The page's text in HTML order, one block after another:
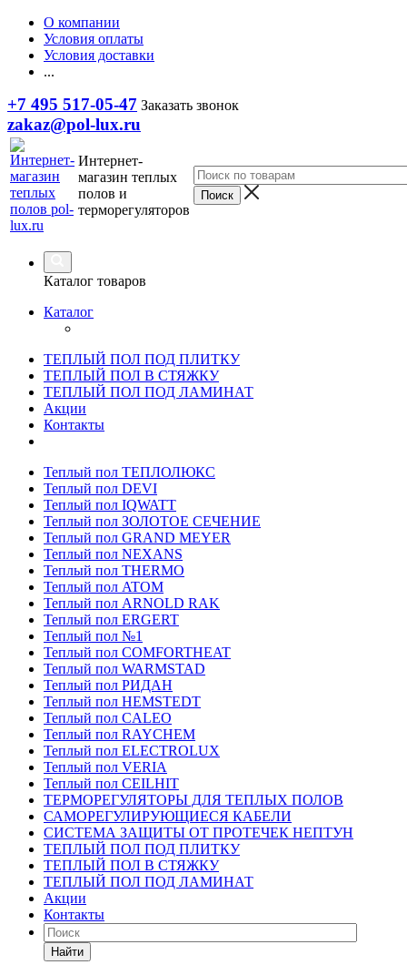
О компании
Условия оплаты
Условия доставки
...
+7 495 517-05-47 Заказать звонок
zakaz@pol-lux.ru
Интернет-
магазин теплых
полов и
терморегуляторов
Каталог товаров
Каталог
ТЕПЛЫЙ ПОЛ ПОД ПЛИТКУ
ТЕПЛЫЙ ПОЛ В СТЯЖКУ
ТЕПЛЫЙ ПОЛ ПОД ЛАМИНАТ
Акции
Контакты
Теплый пол ТЕПЛОЛЮКС
Теплый пол DEVI
Теплый пол IQWATT
Теплый пол ЗОЛОТОЕ СЕЧЕНИЕ
Теплый пол GRAND MEYER
Теплый пол NEXANS
Теплый пол THERMO
Теплый пол ATOM
Теплый пол ARNOLD RAK
Теплый пол ERGERT
Теплый пол №1
Теплый пол COMFORTHEAT
Теплый пол WARMSTAD
Теплый пол РИДАН
Теплый пол HEMSTEDT
Теплый пол CALEO
Теплый пол RAYCHEM
Теплый пол ELECTROLUX
Теплый пол VERIA
Теплый пол CEILHIT
ТЕРМОРЕГУЛЯТОРЫ ДЛЯ ТЕПЛЫХ ПОЛОВ
САМОРЕГУЛИРУЮЩИЕСЯ КАБЕЛИ
СИСТЕМА ЗАЩИТЫ ОТ ПРОТЕЧЕК НЕПТУН
ТЕПЛЫЙ ПОЛ ПОД ПЛИТКУ
ТЕПЛЫЙ ПОЛ В СТЯЖКУ
ТЕПЛЫЙ ПОЛ ПОД ЛАМИНАТ
Акции
Контакты
Найти